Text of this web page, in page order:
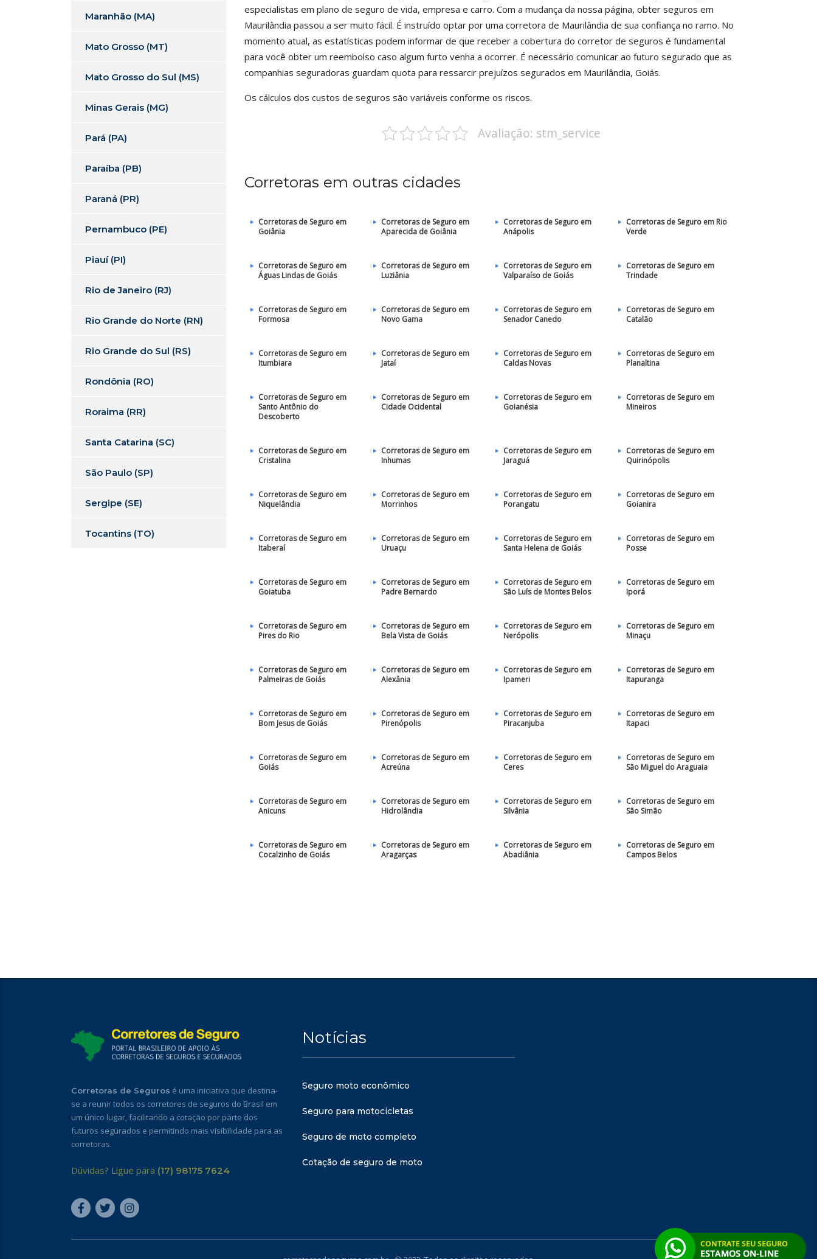
especialistas em plano de seguro de vida, empresa e carro. Com a mudança da nossa página, obter seguros em
Maurilândia passou a ser muito fácil. É instruído optar por uma corretora de Maurilândia de sua confiança no ramo. No
momento atual, as estatísticas podem informar de que receber a cobertura do corretor de seguros é fundamental
para você obter um reembolso caso algum furto venha a ocorrer. É necessário comunicar ao futuro segurado que as
companhias seguradoras guardam quota para ressarcir prejuízos segurados em Maurilândia, Goiás.
Os cálculos dos custos de seguros são variáveis conforme os riscos.
Avaliação: stm_service
Corretoras em outras cidades
Corretoras de Seguro em
Goiânia
Corretoras de Seguro em
Aparecida de Goiânia
Corretoras de Seguro em
Anápolis
Corretoras de Seguro em Rio
Verde
Corretoras de Seguro em
Águas Lindas de Goiás
Corretoras de Seguro em
Luziânia
Corretoras de Seguro em
Valparaíso de Goiás
Corretoras de Seguro em
Trindade
Corretoras de Seguro em
Formosa
Corretoras de Seguro em
Novo Gama
Corretoras de Seguro em
Senador Canedo
Corretoras de Seguro em
Catalão
Corretoras de Seguro em
Itumbiara
Corretoras de Seguro em
Jataí
Corretoras de Seguro em
Caldas Novas
Corretoras de Seguro em
Planaltina
Corretoras de Seguro em
Santo Antônio do
Descoberto
Corretoras de Seguro em
Cidade Ocidental
Corretoras de Seguro em
Goianésia
Corretoras de Seguro em
Mineiros
Corretoras de Seguro em
Cristalina
Corretoras de Seguro em
Inhumas
Corretoras de Seguro em
Jaraguá
Corretoras de Seguro em
Quirinópolis
Corretoras de Seguro em
Niquelândia
Corretoras de Seguro em
Morrinhos
Corretoras de Seguro em
Porangatu
Corretoras de Seguro em
Goianira
Corretoras de Seguro em
Itaberaí
Corretoras de Seguro em
Uruaçu
Corretoras de Seguro em
Santa Helena de Goiás
Corretoras de Seguro em
Posse
Corretoras de Seguro em
Goiatuba
Corretoras de Seguro em
Padre Bernardo
Corretoras de Seguro em
São Luís de Montes Belos
Corretoras de Seguro em
Iporá
Corretoras de Seguro em
Pires do Rio
Corretoras de Seguro em
Bela Vista de Goiás
Corretoras de Seguro em
Nerópolis
Corretoras de Seguro em
Minaçu
Corretoras de Seguro em
Palmeiras de Goiás
Corretoras de Seguro em
Alexânia
Corretoras de Seguro em
Ipameri
Corretoras de Seguro em
Itapuranga
Corretoras de Seguro em
Bom Jesus de Goiás
Corretoras de Seguro em
Pirenópolis
Corretoras de Seguro em
Piracanjuba
Corretoras de Seguro em
Itapaci
Corretoras de Seguro em
Goiás
Corretoras de Seguro em
Acreúna
Corretoras de Seguro em
Ceres
Corretoras de Seguro em
São Miguel do Araguaia
Corretoras de Seguro em
Anicuns
Corretoras de Seguro em
Hidrolândia
Corretoras de Seguro em
Silvânia
Corretoras de Seguro em
São Simão
Corretoras de Seguro em
Cocalzinho de Goiás
Corretoras de Seguro em
Aragarças
Corretoras de Seguro em
Abadiânia
Corretoras de Seguro em
Campos Belos
Maranhão (MA)
Mato Grosso (MT)
Mato Grosso do Sul (MS)
Minas Gerais (MG)
Pará (PA)
Paraíba (PB)
Paraná (PR)
Pernambuco (PE)
Piauí (PI)
Rio de Janeiro (RJ)
Rio Grande do Norte (RN)
Rio Grande do Sul (RS)
Rondônia (RO)
Roraima (RR)
Santa Catarina (SC)
São Paulo (SP)
Sergipe (SE)
Tocantins (TO)
Corretoras de Seguros é uma iniciativa que destina-
se a reunir todos os corretores de seguros do Brasil em
um único lugar, facilitando a cotação por parte dos
futuros segurados e permitindo mais visibilidade para as
corretoras.
Dúvidas? Ligue para (17) 98175 7624
Notícias
Seguro moto econômico
Seguro para motocicletas
Seguro de moto completo
Cotação de seguro de moto